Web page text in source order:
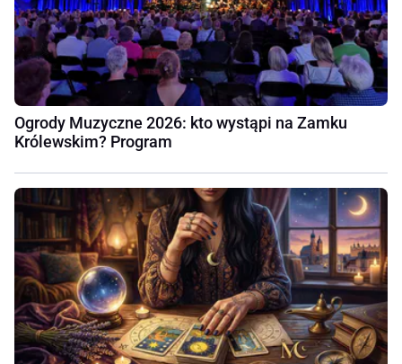
Ogrody Muzyczne 2026: kto wystąpi na Zamku
Królewskim? Program